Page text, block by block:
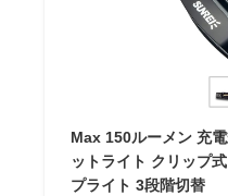
Max 150ルーメン 充
ットライト クリップ
プライト 3段階切替